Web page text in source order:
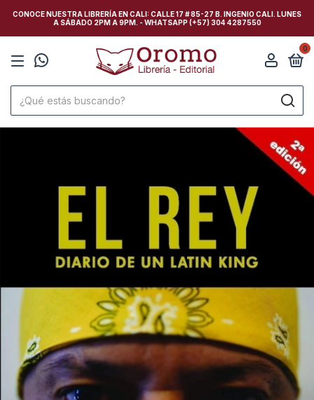
CONOCE NUESTRA LIBRERÍA EN CALI: CALLE 17 # 85-27 B. INGENIO CALI. LUNES
A SÁBADO 2PM A 9PM. - WHATSAPP (+57) 304 4287550
0